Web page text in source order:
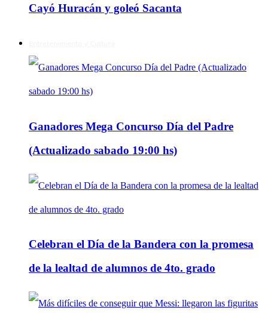
Cayó Huracán y goleó Sacanta
Ganadores Mega Concurso Día del Padre
(Actualizado sabado 19:00 hs)
Celebran el Día de la Bandera con la promesa
de la lealtad de alumnos de 4to. grado